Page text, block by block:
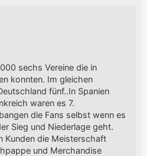
sechs Vereine die in
konnten. Im gleichen
fünf..In Spanien
waren es 7.
die Fans selbst wenn es
Sieg und Niederlage geht.
Kunden die Meisterschaft
und Merchandise